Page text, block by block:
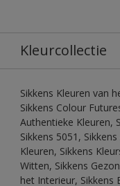
Kleurcollectie
Sikkens Kleuren van
Sikkens Colour
Authentieke Kleuren,
Sikkens 5051,
Kleuren, Sikkens
Witten, Sikkens
het Interieur, Sikkens